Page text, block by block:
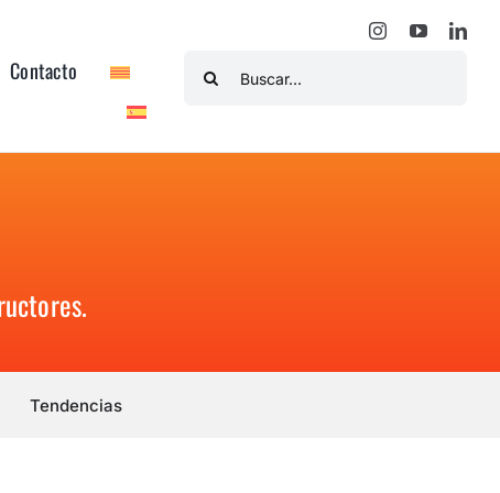
Contacto
Tendencias